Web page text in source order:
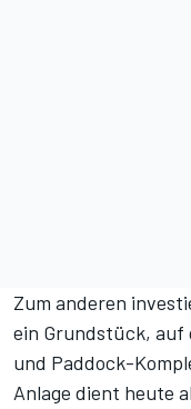
Zum anderen
ein Grundstück, auf
und Paddock-
Anlage dient heute